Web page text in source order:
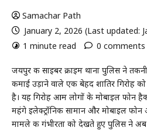
Samachar Path
January 2, 2026 (Last updated:
1 minute read
0 comments
जयपुर की साइबर क्राइम थाना पुलिस ने
कमाई उड़ाने वाले एक बेहद शातिर गिरोह
है। यह गिरोह आम लोगों के मोबाइल फोन
महंगे इलेक्ट्रॉनिक सामान और मोबाइल
मामले की गंभीरता को देखते हुए पुलिस ने